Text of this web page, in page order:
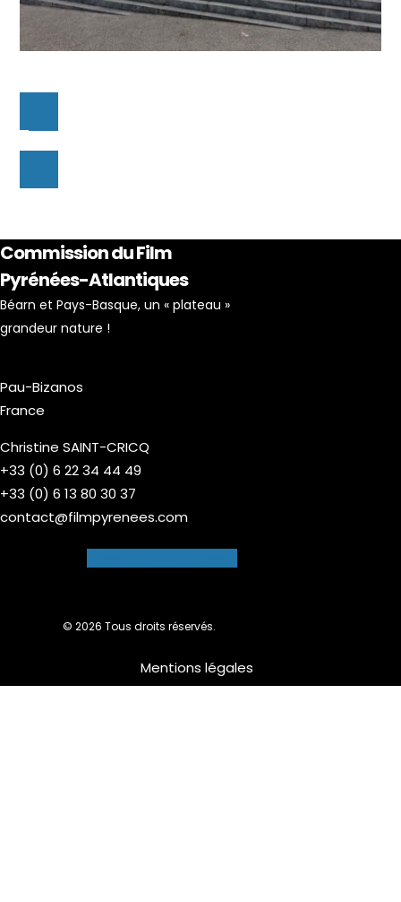
Commission du Film
Pyrénées-Atlantiques
Béarn et Pays-Basque, un « plateau »
grandeur nature !
Pau-Bizanos
France
Christine SAINT-CRICQ
+33 (0) 6 22 34 44 49
+33 (0) 6 13 80 30 37
contact@filmpyrenees.com
© 2026 Tous droits réservés.
Mentions légales